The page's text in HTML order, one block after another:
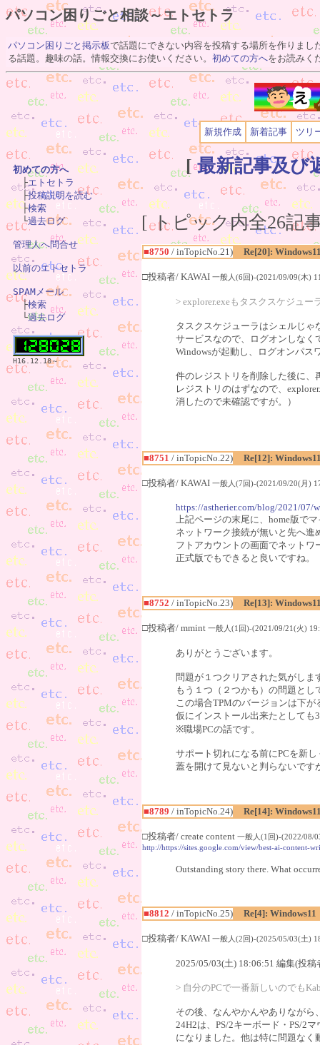
パソコン困りごと相談～エトセトラ
パソコン困りごと掲示板で話題にできない内容を投稿する場所を作りまし
る話題。趣味の話。情報交換にお使いください。 初めての方へをお読みく
新規作成 新着記事 ツリ
[最新記事及び
[ トピック内全26
■8750 / inTopicNo.21) Re[20]:
□投稿者/ KAWAI 一般人(6回)-(2021/09/09(木)
> explorer.exeもタスクスケジュ
タスクスケジューラはシェルじゃ
サービスなので、ログオンしなく
Windowsが起動し、ログオンパス
件のレジストリを削除した後に、
レジストリのはずなので、
消したので未確認ですが。）
■8751 / inTopicNo.22) Re[12]:
□投稿者/ KAWAI 一般人(7回)-(2021/09/20(月)
https://astherier.com/blog/2021/07/
上記ページの末尾に、home版で
ネットワーク接続が無いと先へ
フトアカウントの画面でネット
正式版でもできると良いですね。
■8752 / inTopicNo.23) Re[13]:
□投稿者/ mmint 一般人(1回)-(2021/09/21(火)
ありがとうございます。
問題が１つクリアされた気がしま
もう１つ（２つかも）の問題とし
この場合TPMのバージョンは下
仮にインストール出来たとして
※職場PCの話です。
サポート切れになる前にPCを新
蓋を開けて見ないと判らないです
■8789 / inTopicNo.24) Re[14]:
□投稿者/ create content 一般人(1回)-(2022/08/
http://https://sites.google.com/view/best-ai-content-
Outstanding story there. What
■8812 / inTopicNo.25) Re[4]: Windows11
□投稿者/ KAWAI 一般人(2回)-(2025/05/03(土)
2025/05/03(土) 18:06:51 編集(投稿
> 自分のPCで一番新しいのでも
その後、なんやかんやありながら
24H2は、PS/2キーボード・PS/2
になりました。他は特に問題なく
初めての方へ
├エトセトラ
├投稿説明を読む
├検索
└過去ログ
管理人へ問合せ
以前のエトセトラ
SPAMメール
├検索
└過去ログ
H16.12.18～